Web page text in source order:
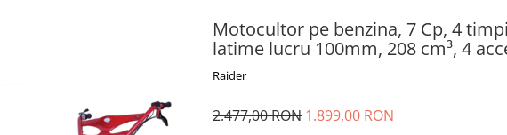
Motocultor pe benzina, 7 Cp, 4
latime lucru 100mm, 208 cm³, 4
Raider
2.477,00 RON 1.899,00 RON